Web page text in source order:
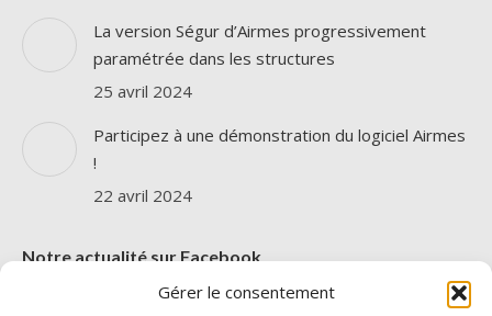
Gérer le consentement
fenêtrefenêtre
La version Ségur d’Airmes progressivement
paramétrée dans les structures
25 avril 2024
Participez à une démonstration du logiciel Airmes
!
22 avril 2024
Notre actualité sur Facebook